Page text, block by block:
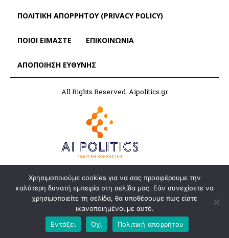
ΠΟΛΙΤΙΚΗ ΑΠΟΡΡΗΤΟΥ (PRIVACY POLICY)
ΠΟΙΟΙ ΕΙΜΑΣΤΕ ΕΠΙΚΟΙΝΩΝΙΑ
ΑΠΟΠΟΊΗΣΗ ΕΥΘΎΝΗΣ
All Rights Reserved. Aipolitics.gr
Χρησιμοποιούμε cookies για να σας προσφέρουμε την
καλύτερη δυνατή εμπειρία στη σελίδα μας. Εάν συνεχίσετε να
χρησιμοποιείτε τη σελίδα, θα υποθέσουμε πως είστε
ικανοποιημένοι με αυτό.
Εντάξει
Όχι Πολιτική απορρήτου